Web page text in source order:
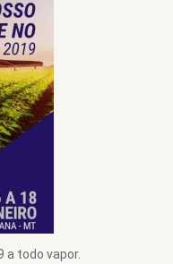
a todo vapor.